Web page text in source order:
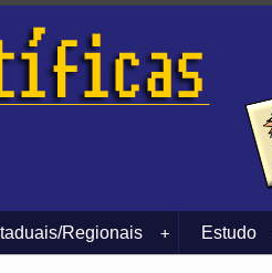
+
Regionais Estudo